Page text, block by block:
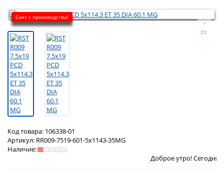
Снят с производства!
Код товара: 106338-01
Артикул: RR009-7519-601-5x1143-35MG
Наличие:
Доброе утро! СегодняВоскресенье